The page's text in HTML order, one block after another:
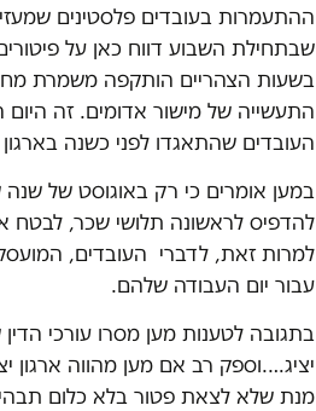
ההתעמרות בעובדים פלסטינים
בשעות הצהריים הותקפה משמרת
העובדים שהתאגדו לפני כשנה
במען אומרים כי רק באוגוסט של
להדפיס לראשונה תלושי שכר, לבטח
למרות זאת, לדברי העובדים,
עבור יום העבודה שלהם.
בתגובה לטענות מען מסרו עורכי
יציג….וספק רב אם מען מהווה ארגון
מנת שלא לצאת פטור בלא כלום